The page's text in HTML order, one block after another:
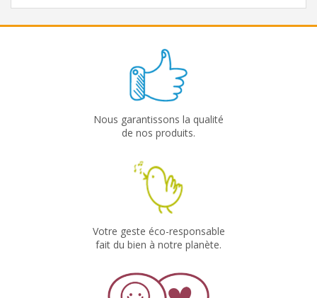
Nous garantissons la qualité
de nos produits.
Votre geste éco-responsable
fait du bien à notre planète.